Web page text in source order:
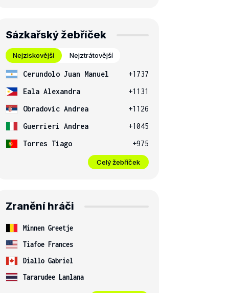
Sázkařský žebříček
Nejziskovější Nejztrátovější
Cerundolo Juan Manuel
+1737
Eala Alexandra
+1131
Obradovic Andrea
+1126
Guerrieri Andrea
+1045
Torres Tiago
+975
Celý žebříček
Zranění hráči
Minnen Greetje
Tiafoe Frances
Diallo Gabriel
Tararudee Lanlana